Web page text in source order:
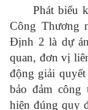
Phát biểu
Công Thương
Định 2 là dự
quan, đơn vị
động giải
bảo đảm công
hiện đúng quy